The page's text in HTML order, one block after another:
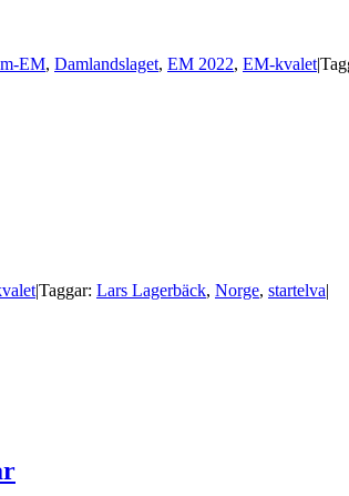
EM, Damlandslaget, EM 2022, EM-kvalet|
|Taggar: Lars Lagerbäck, Norge, startelva|